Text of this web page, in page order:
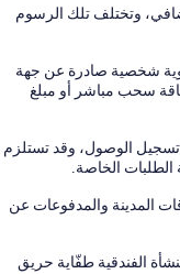
وتختلف تلك الرسوم
شخصية صادرة عن جهة
سحب مباشر أو مبلغ
الوصول، وقد تستلزم
الخاصة.
المدينة والمدفوعات عن
الفندقية طفّاية حريق